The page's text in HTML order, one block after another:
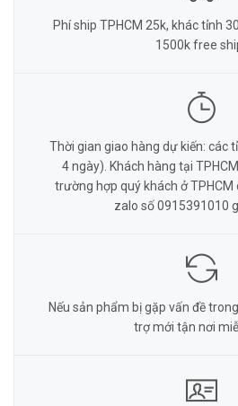
Phí ship TPHCM 25k, khác tỉnh
1500k free
Thời gian giao hàng dự kiến: các
4 ngày). Khách hàng tại
trường hợp quý khách ở TPHCM
zalo số 0915391010
Nếu sản phẩm bị gặp vấn đề
trợ mới tận nơi